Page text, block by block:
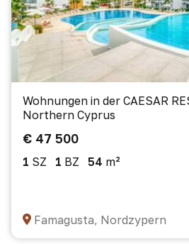
Wohnungen in der CAESAR
Northern Cyprus
€ 47 500
1 SZ 1 BZ 54 m²
Famagusta, Nordzypern